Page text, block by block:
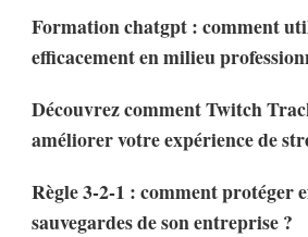
Formation chatgpt : comment
efficacement en milieu
Découvrez comment Twitch
améliorer votre expérience de
Règle 3-2-1 : comment protéger
sauvegardes de son entreprise ?